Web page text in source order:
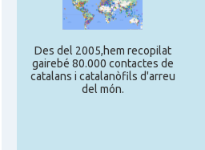
Des del 2005,hem recopilat
gairebé 80.000 contactes de
catalans i catalanòfils d'arreu
del món.